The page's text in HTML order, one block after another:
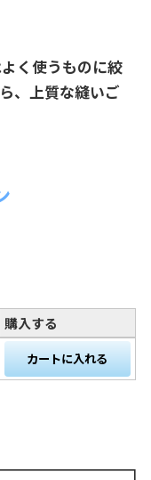
く使うものに絞
、上質な縫いご
購入する